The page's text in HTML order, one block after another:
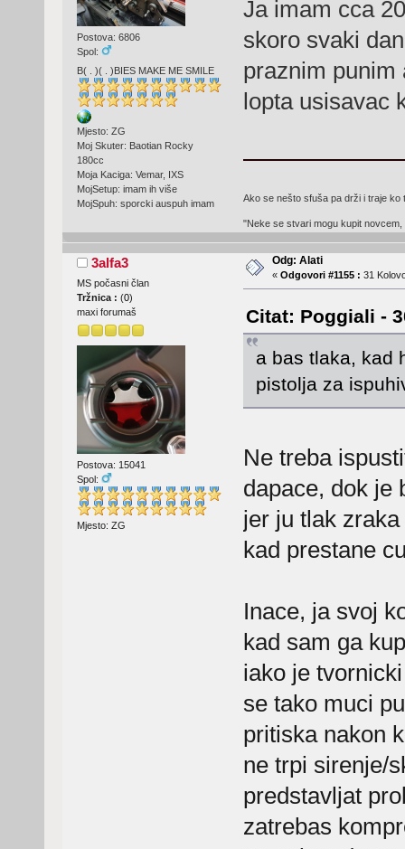
Postova: 6806
Spol:
B( . )( . )BIES MAKE ME SMILE
Mjesto: ZG
Moj Skuter: Baotian Rocky
180cc
Moja Kaciga: Vemar, IXS
MojSetup: imam ih više
MojSpuh: sporcki auspuh imam
Ja imam cca
skoro svaki
praznim punim
lopta usisavac
Ako se nešto sfuša pa drži i traje
"Neke se stvari mogu kupit
3alfa3
MS počasni član
Tržnica : (0)
maxi forumaš
Postova: 15041
Spol:
Mjesto: ZG
Odg: Alati
« Odgovori #1155 : 31
Citat: Poggiali -
a bas tlaka, kad
pistolja za
Ne treba
dapace, dok je
jer ju tlak
kad prestane
Inace, ja svoj
kad sam ga
iako je
se tako muci
pritiska nakon
ne trpi sirenje/
predstavljat
zatrebas